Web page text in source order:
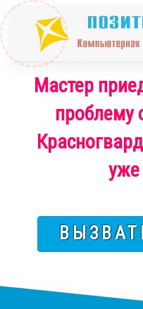
Мастер
проблему
уже